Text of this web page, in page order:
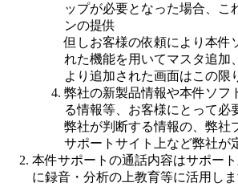
ップが必要となった場合、こ
ンの提供
但しお客様の依頼により本件
れた機能を用いてマスタ追加
より追加された画面はこの限
弊社の新製品情報や本件ソフ
る情報等、お客様にとって必
弊社が判断する情報の、弊社
サポートサイト上など弊社が
本件サポートの通話内容はサポー
に録音・分析の上教育等に活用しま